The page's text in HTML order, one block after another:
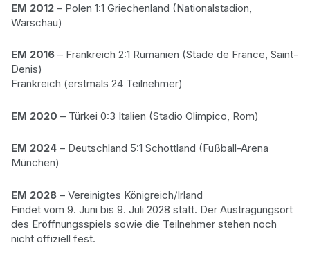
EM 2012 – Polen 1:1 Griechenland (Nationalstadion,
Warschau)
EM 2016 – Frankreich 2:1 Rumänien (Stade de France, Saint-
Denis)
Frankreich (erstmals 24 Teilnehmer)
EM 2020 – Türkei 0:3 Italien (Stadio Olimpico, Rom)
EM 2024 – Deutschland 5:1 Schottland (Fußball-Arena
München)
EM 2028 – Vereinigtes Königreich/Irland
Findet vom 9. Juni bis 9. Juli 2028 statt. Der Austragungsort
des Eröffnungsspiels sowie die Teilnehmer stehen noch
nicht offiziell fest.